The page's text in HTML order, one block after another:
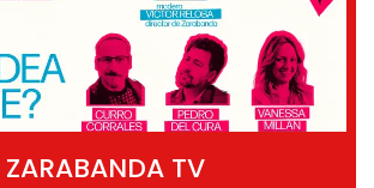
ZARABANDA TV